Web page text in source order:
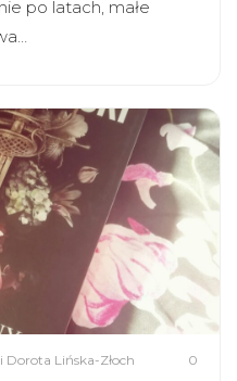
po latach, małe
Lińska-Złoch 0